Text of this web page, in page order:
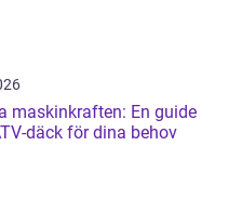
maskinkraften: En guide
däck för dina behov